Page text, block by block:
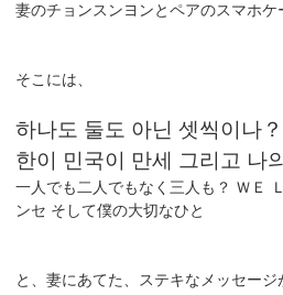
妻のチョンスンヨンとペアのスマホケ
そこには、
하나도 둘도 아닌 셋씩이나
한이 민국이 만세 그리고 나
一人でも二人でもなく三人も？ ＷＥ
ンセ そして僕の大切なひと
と、妻にあてた、ステキなメッセージ